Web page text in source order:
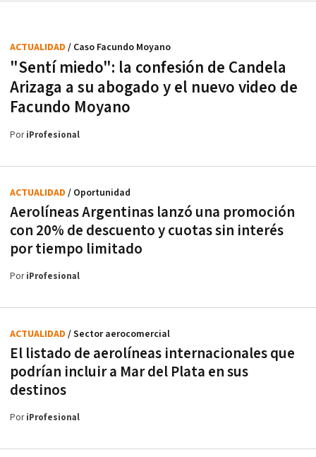
"Sentí miedo": la confesión de Candela
Arizaga a su abogado y el nuevo video de
Facundo Moyano
ACTUALIDAD / Caso Facundo Moyano
PoriProfesional
Aerolíneas Argentinas lanzó una promoción
con 20% de descuento y cuotas sin interés
por tiempo limitado
ACTUALIDAD / Oportunidad
PoriProfesional
El listado de aerolíneas internacionales que
podrían incluir a Mar del Plata en sus
destinos
ACTUALIDAD / Sector aerocomercial
PoriProfesional